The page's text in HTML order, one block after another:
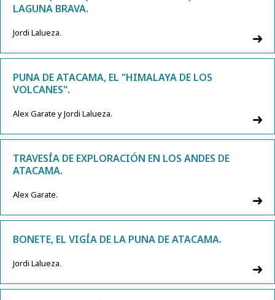
LAGUNA BRAVA.
Jordi Lalueza.
PUNA DE ATACAMA, EL "HIMALAYA DE LOS
VOLCANES".
Alex Garate y Jordi Lalueza.
TRAVESÍA DE EXPLORACIÓN EN LOS ANDES DE
ATACAMA.
Alex Garate.
BONETE, EL VIGÍA DE LA PUNA DE ATACAMA.
Jordi Lalueza.